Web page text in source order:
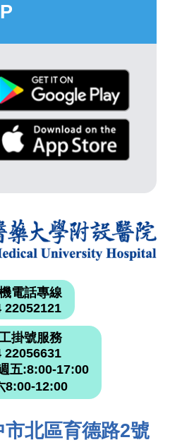
電話專線
22052121
掛號服務
22056631
五:8:00-17:00
8:00-12:00
北區育德路2號